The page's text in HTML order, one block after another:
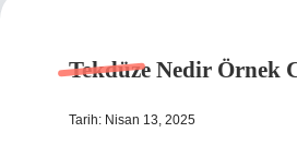
Tekdüze Nedir Örnek
Tarih: Nisan 13, 2025